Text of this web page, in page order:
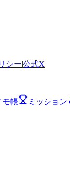
シー|公式X
モ帳 ミッション